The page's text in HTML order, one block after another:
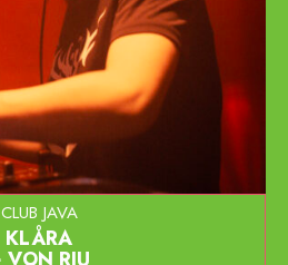
CLUB JAVA
KLÅRA